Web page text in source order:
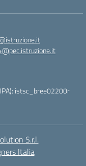
istsc_bree02200r
S.r.l.
Italia